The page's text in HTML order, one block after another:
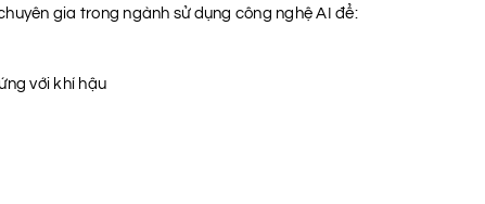
gia trong ngành sử dụng công nghệ AI để:
với khí hậu